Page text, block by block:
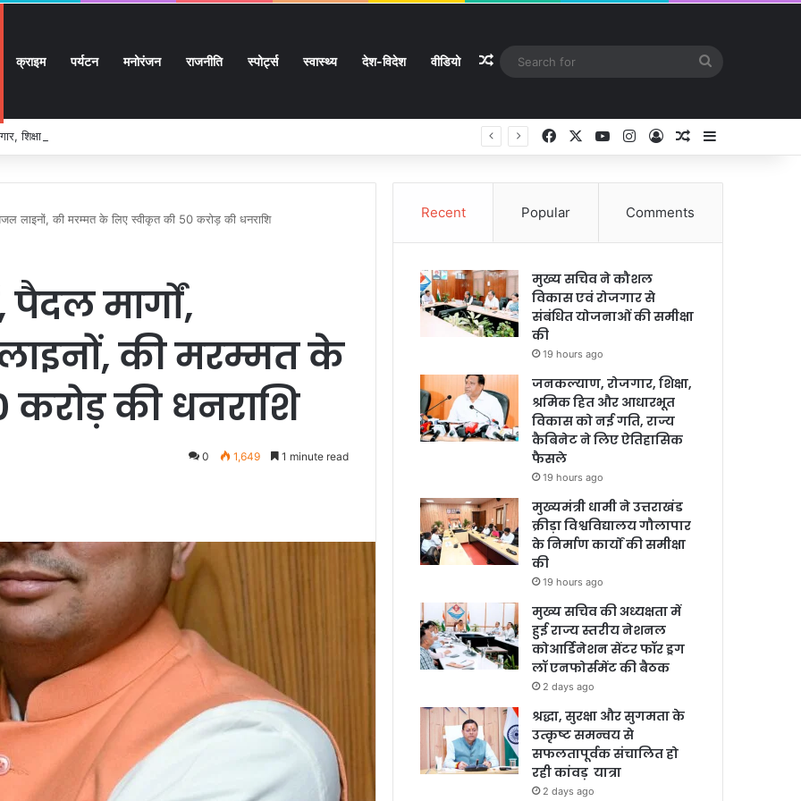
क्राइम पर्यटन मनोरंजन राजनीति स्पोर्ट्स स्वास्थ्य देश-विदेश वीडियो Random Article
शिक्षा, श्रमिक हित और आधारभूत विकास को नई गति, राज्य कैबिनेट ने लिए ऐतिहासिक फैसले Facebook YouTubeInstagram
Log InRandom Article
लाइनों, की मरम्मत के लिए स्वीकृत की 50 करोड़ की धनराशि
मार्गों,
की मरम्मत के
की धनराशि
0 1,649 1 minute read
Recent Popular Comments
मुख्य सचिव ने कौशल
विकास एवं रोजगार से
संबंधित योजनाओं की समीक्षा
की
19 hours ago
जनकल्याण, रोजगार, शिक्षा,
श्रमिक हित और आधारभूत
विकास को नई गति, राज्य
कैबिनेट ने लिए ऐतिहासिक
फैसले
19 hours ago
मुख्यमंत्री धामी ने उत्तराखंड
क्रीड़ा विश्वविद्यालय गौलापार
के निर्माण कार्यों की समीक्षा
की
19 hours ago
मुख्य सचिव की अध्यक्षता में
हुई राज्य स्तरीय नेशनल
कोआर्डिनेशन सेंटर फॉर ड्रग
लॉ एनफोर्समेंट की बैठक
2 days ago
श्रद्धा, सुरक्षा और सुगमता के
उत्कृष्ट समन्वय से
सफलतापूर्वक संचालित हो
रही कांवड़ यात्रा
2 days ago